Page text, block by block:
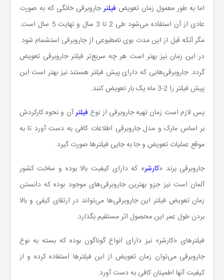
اما به طور معمول زمان تعویض فیلترجاروبرقی خانگی که به صورت
عادی از آن استفاده می‌شود طی 2 تا 3 سال و نهایت 5 سال است.
مگر آنکه قبل از این مدت بوی نامطبوعی از جاروبرقی استشمام شود.
در این زمان نیز بهتر است هر چه سریع‌تر فیلتر جاروبرقی تعویض
گردد. جاروبرقی‌هایی که دارای پیش ‌فیلتر هستند نیز بهتر است این
پیش‌ فیلتر را 2-3 ماه یک بار تعویض کنند.
پس لازم است زمان تهیه جاروبرقی از نوع فیلترآن و نحوه کارکردش
بر اساس مارک و مدل جاروبرقی اطلاعات کافی به دست آورد تا به
موقع عملیات تعویض و جا به جایی فیلترها صورت گیرد.
جاروبرقی برند «کارشر» که دارای کیفیت بالا بوده و ساخت کشور
آلمان است نیز جزو بهترین جاروبرقی‌های موجود بوده که دانستن
زمان تعویض فیلتر این جاروبرقی‌ها می‌تواند در ارتقای کیفی و بالا
بردن طول عمر این محصول اثر مستقیم بگذارد.
فیلترهای «کارشر» نیز دارای انواع گوناگون بوده که بسته به نوع
جاروبرقی می‌توان زمان تعویض از این فیلترها استفاده کرده و از
کیفیت آنها اطمینان کافی به دست آورد.